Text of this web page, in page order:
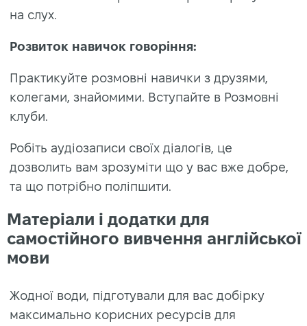
на слух.
Розвиток навичок говоріння:
Практикуйте розмовні навички з друзями,
колегами, знайомими. Вступайте в Розмовні
клуби.
Робіть аудіозаписи своїх діалогів, це
дозволить вам зрозуміти що у вас вже добре,
та що потрібно поліпшити.
Матеріали і додатки для
самостійного вивчення англійської
мови
Жодної води, підготували для вас добірку
максимально корисних ресурсів для